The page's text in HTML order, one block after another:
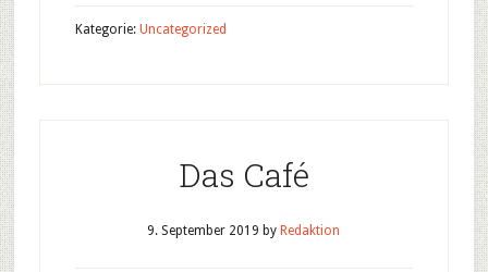
Kategorie: Uncategorized
Das Café
9. September 2019 byRedaktion